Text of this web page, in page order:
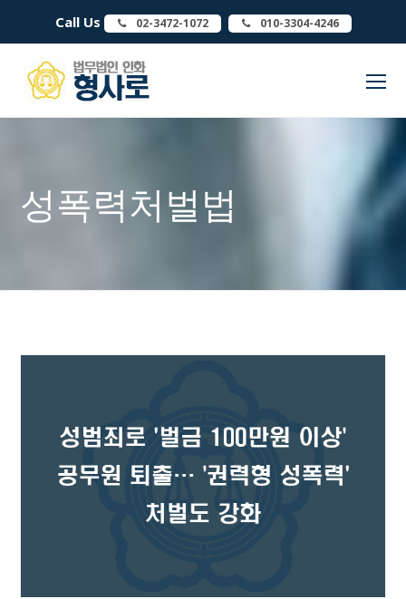
Call Us 02-3472-1072 010-3304-4246
성폭력처벌법